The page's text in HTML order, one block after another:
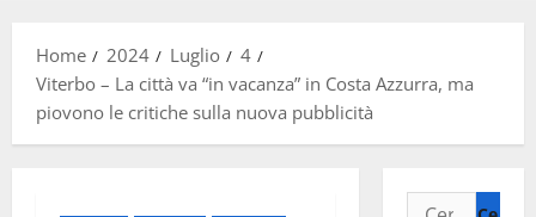
Home
2024 Luglio
4
Viterbo – La città va “in vacanza” in Costa Azzurra, ma
piovono le critiche sulla nuova pubblicità
Ricerca